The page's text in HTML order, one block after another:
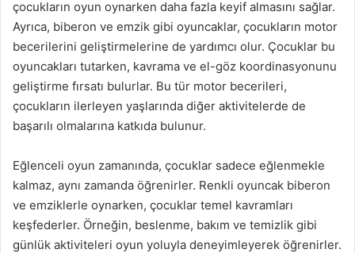
çocukların oyun oynarken daha fazla keyif almasını sağlar.
Ayrıca, biberon ve emzik gibi oyuncaklar, çocukların motor
becerilerini geliştirmelerine de yardımcı olur. Çocuklar bu
oyuncakları tutarken, kavrama ve el-göz koordinasyonunu
geliştirme fırsatı bulurlar. Bu tür motor becerileri,
çocukların ilerleyen yaşlarında diğer aktivitelerde de
başarılı olmalarına katkıda bulunur.
Eğlenceli oyun zamanında, çocuklar sadece eğlenmekle
kalmaz, aynı zamanda öğrenirler. Renkli oyuncak biberon
ve emziklerle oynarken, çocuklar temel kavramları
keşfederler. Örneğin, beslenme, bakım ve temizlik gibi
günlük aktiviteleri oyun yoluyla deneyimleyerek öğrenirler.